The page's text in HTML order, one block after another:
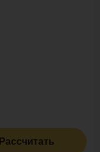
Рассчитать